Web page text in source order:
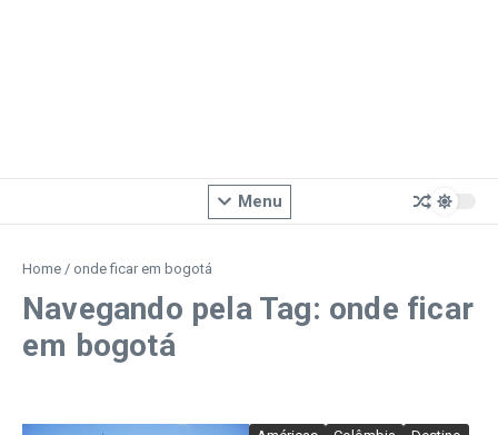
Menu
Home / onde ficar em bogotá
Navegando pela Tag: onde ficar
em bogotá